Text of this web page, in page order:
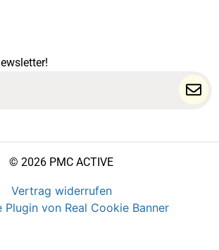
© 2026 PMC ACTIVE
Vertrag widerrufen
Plugin von Real Cookie Banner